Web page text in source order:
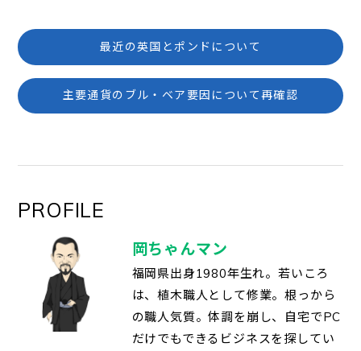
最近の英国とポンドについて
主要通貨のブル・ベア要因について再確認
PROFILE
岡ちゃんマン
福岡県出身1980年生れ。若いころ
は、植木職人として修業。根っから
の職人気質。体調を崩し、自宅でPC
だけでもできるビジネスを探してい